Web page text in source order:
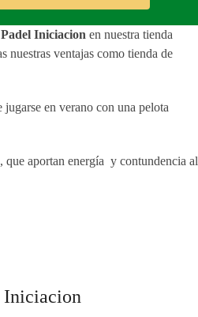
Iniciacion en nuestra tienda
nuestras ventajas como tienda de
en verano con una pelota
que aportan energía y contundencia al
Iniciacion